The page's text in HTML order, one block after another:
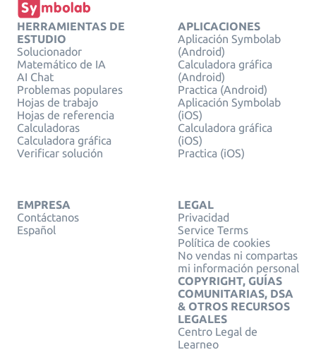
HERRAMIENTAS DE
ESTUDIO
Solucionador
Matemático de IA
AI Chat
Problemas populares
Hojas de trabajo
Hojas de referencia
Calculadoras
Calculadora gráfica
Verificar solución
APLICACIONES
Aplicación Symbolab
(Android)
Calculadora gráfica
(Android)
Practica (Android)
Aplicación Symbolab
(iOS)
Calculadora gráfica
(iOS)
Practica (iOS)
EMPRESA
Contáctanos
Español
LEGAL
Privacidad
Service Terms
Política de cookies
No vendas ni compartas
mi información personal
COPYRIGHT, GUÍAS
COMUNITARIAS, DSA
& OTROS RECURSOS
LEGALES
Centro Legal de
Learneo